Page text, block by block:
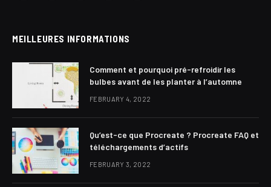
MEILLEURES INFORMATIONS
Comment et pourquoi pré-refroidir les
bulbes avant de les planter à l’automne
FEBRUARY 4, 2022
Qu’est-ce que Procreate ? Procreate FAQ et
téléchargements d’actifs
FEBRUARY 3, 2022